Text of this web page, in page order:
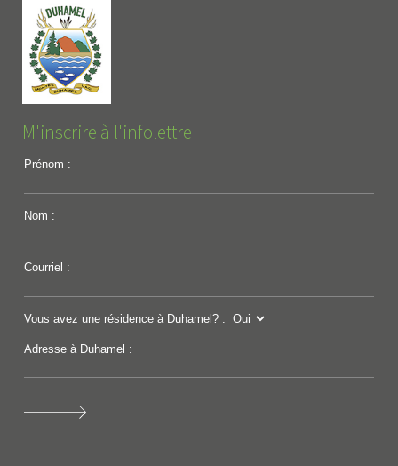
M'inscrire à l'infolettre
Prénom :
Nom :
Courriel :
Vous avez une résidence à Duhamel? :
Adresse à Duhamel :